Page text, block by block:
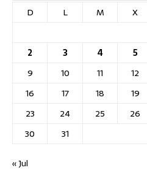
D
L M X
2
3 4 5
9
10 11 12
16
17 18 19
23
24 25 26
30
31
« Jul